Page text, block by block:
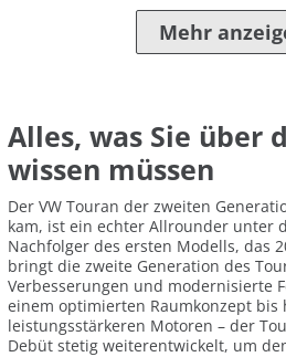
Mehr
Alles, was Sie über
wissen müssen
Der VW Touran der zweiten
kam, ist ein echter Allrounder unter
Nachfolger des ersten Modells, das
bringt die zweite Generation des
Verbesserungen und modernisierte
einem optimierten Raumkonzept
leistungsstärkeren Motoren – der
Debüt stetig weiterentwickelt, um